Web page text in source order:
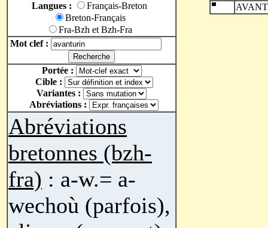
Langues :
Français-Breton
Breton-Français
Fra-Bzh et Bzh-Fra
Mot clef :
Portée :
Cible :
Variantes :
Abréviations :
Abréviations
bretonnes (bzh-
fra) : a-w.= a-
wechoù (parfois),